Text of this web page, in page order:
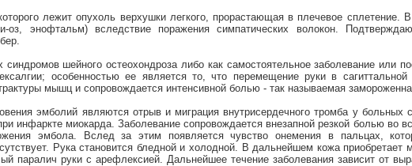
лежит опухоль верхушки легкого, прорастающая в плечевое сплетение.
энофтальм) вследствие поражения симпатических волокон.
шейного остеохондроза либо как самостоятельное заболевание или
особенностью ее является то, что перемещение руки в сагиттальной
мышц и сопровождается интенсивной болью - так называемая
эмболий являются отрыв и миграция внутрисердечного тромба у больных
инфаркте миокарда. Заболевание сопровождается внезапной резкой болью во
эмбола. Вслед за этим появляется чувство онемения в пальцах,
Рука становится бледной и холодной. В дальнейшем кожа приобретает
паралич руки с арефлексией. Дальнейшее течение заболевания зависит от